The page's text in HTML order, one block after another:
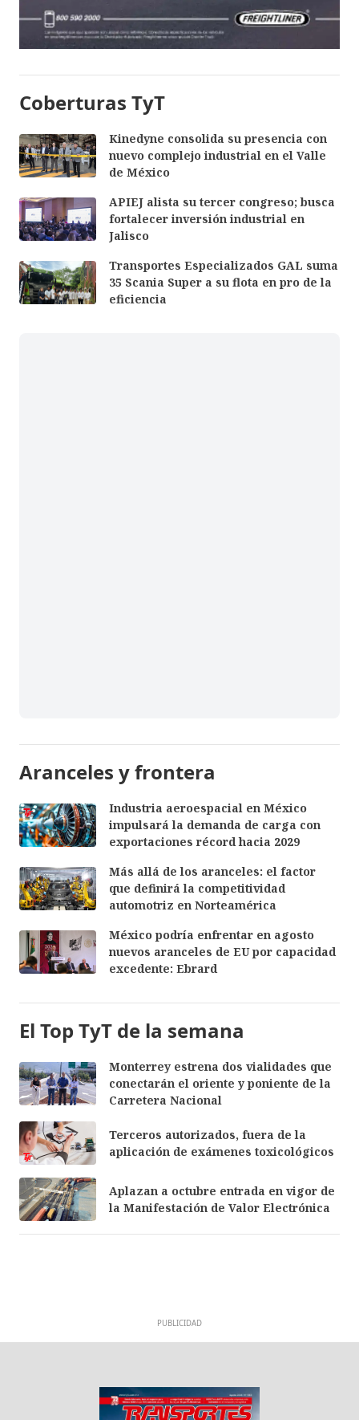
Coberturas TyT
Kinedyne consolida su presencia con
nuevo complejo industrial en el Valle
de México
APIEJ alista su tercer congreso; busca
fortalecer inversión industrial en
Jalisco
Transportes Especializados GAL suma
35 Scania Super a su flota en pro de la
eficiencia
Aranceles y frontera
Industria aeroespacial en México
impulsará la demanda de carga con
exportaciones récord hacia 2029
Más allá de los aranceles: el factor
que definirá la competitividad
automotriz en Norteamérica
México podría enfrentar en agosto
nuevos aranceles de EU por capacidad
excedente: Ebrard
El Top TyT de la semana
Monterrey estrena dos vialidades que
conectarán el oriente y poniente de la
Carretera Nacional
Terceros autorizados, fuera de la
aplicación de exámenes toxicológicos
Aplazan a octubre entrada en vigor de
la Manifestación de Valor Electrónica
PUBLICIDAD